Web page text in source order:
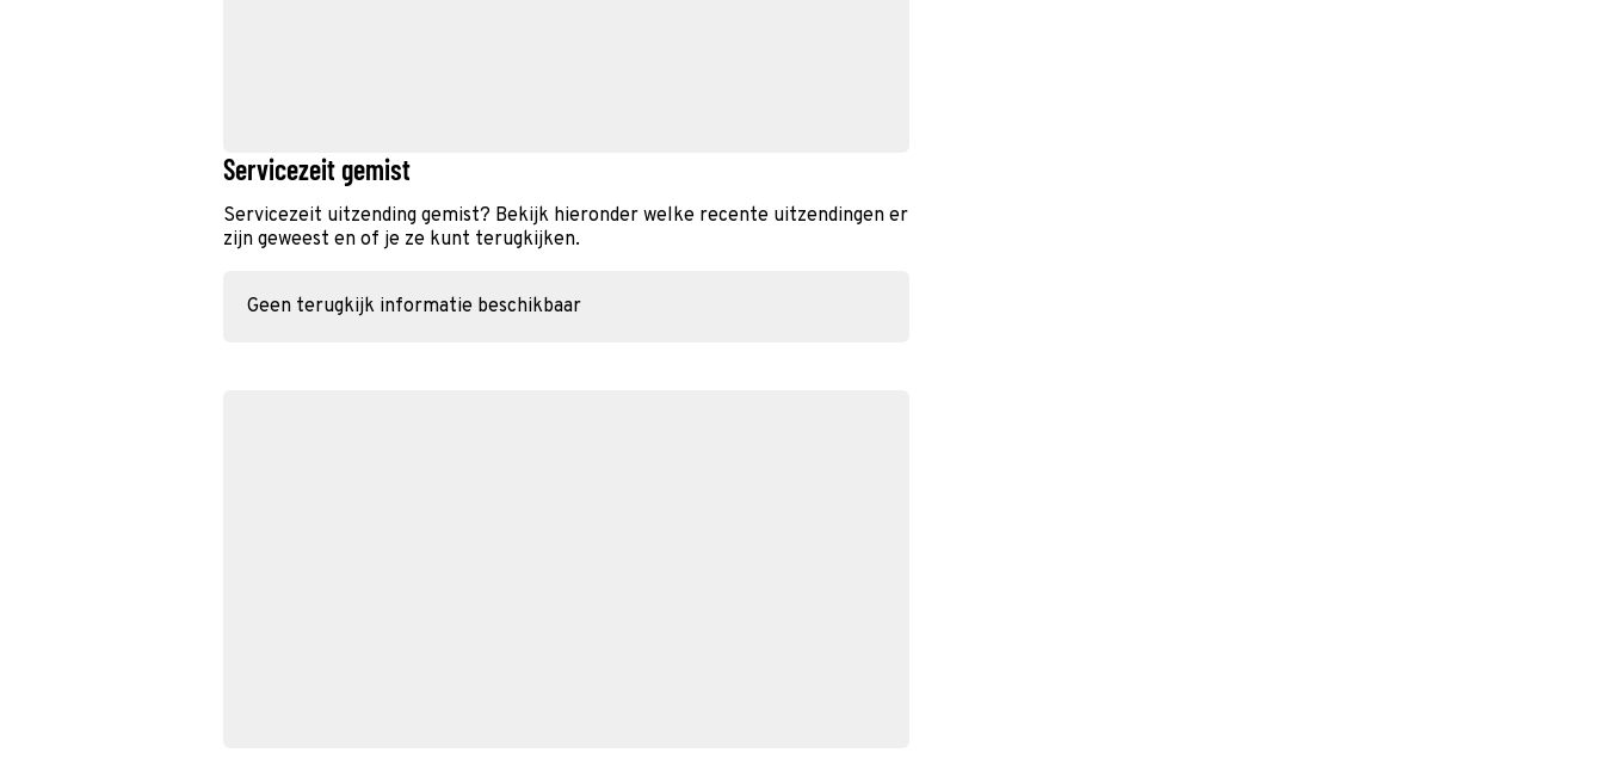
Servicezeit gemist
Servicezeit uitzending gemist? Bekijk hieronder welke recente uitzendingen er
zijn geweest en of je ze kunt terugkijken.
Geen terugkijk informatie beschikbaar